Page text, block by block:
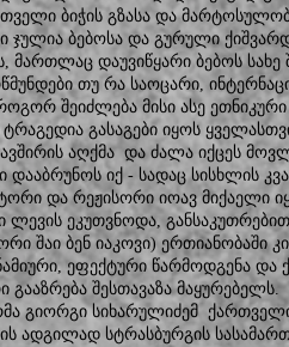
ბიჭის გზასა და
ბებოსა და გურული
დაუვიწყარი ბებოს სახე
თუ რა საოცარი,
შეიძლება მისი ასე
გასაგები იყოს
აღქმა და ძალა იქცეს
დააბრუნოს იქ - სადაც სისხლის
და რეჟისორი იოავ მიქაელი
ეკუთვნოდა,
შაი ბენ იაკოვი) ერთიანობაში
ეფექტური წარმოდგენა
შესთავაზა მაყურებელს.
გიორგი სიხარულიძემ
ადგილად სტრასბურგის